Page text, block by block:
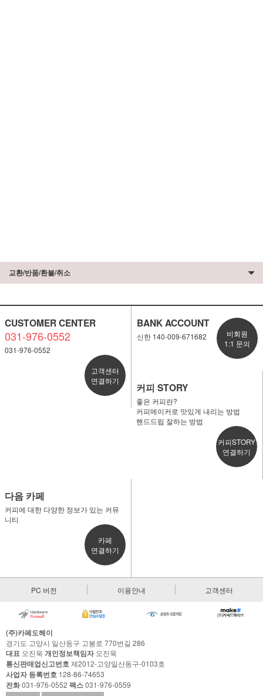
교환/반품/환불/취소
CUSTOMER CENTER
031-976-0552
031-976-0552
고객센터
연결하기
BANK ACCOUNT
신한 140-009-671682
비회원
1:1 문의
커피 STORY
좋은 커피란?
커피메이커로 맛있게 내리는 방법
핸드드립 잘하는 방법
커피STORY
연결하기
다음 카페
커피에 대한 다양한 정보가 있는 커뮤
니티
카페
연결하기
PC 버전 이용안내 고객센터
(주)카페도헤이
경기도 고양시 일산동구 고봉로 770번길 286
대표 오진욱 개인정보책임자오진욱
통신판매업신고번호제2012-고양일산동구-0103호
사업자 등록번호 128-86-74653
전화031-976-0552 팩스031-976-0559